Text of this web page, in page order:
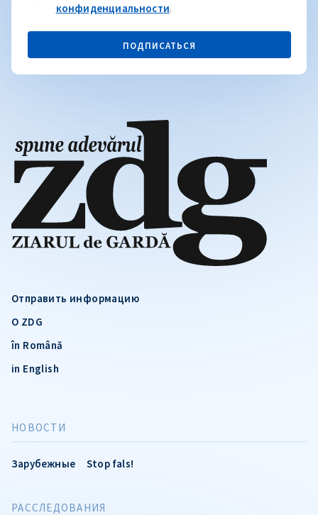
Отправить информацию
О ZDG
în Română
in English
НОВОСТИ
Зарубежные Stop fals!
РАССЛЕДОВАНИЯ
конфиденциальности.
ПОДПИСАТЬСЯ